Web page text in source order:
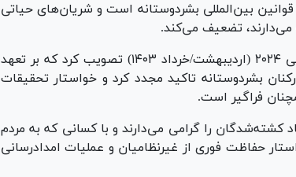
قوانین بین‌المللی بشردوستانه است و شریان‌های حیاتی
می‌دارند، تضعیف می‌کند.
شورای امنیت سازمان ملل قطعنامه ۲۷۳۰ را در ماه می ۲۰۲۴ (اردیبهشت/خرداد ۱۴۰۳) تصویب کرد که بر تعهد
بشردوستانه تاکید مجدد کرد و خواستار تحقیقات
فراگیر است.
کشته‌شدگان را گرامی می‌دارند و با کسانی که به مردم
حفاظت فوری از غیرنظامیان و عملیات امدادرسانی